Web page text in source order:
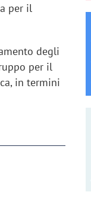
per il
degli
per il
in termini